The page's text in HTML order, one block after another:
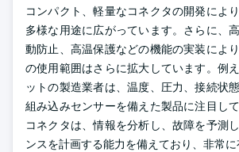
コンパクト、軽量なコネクタの開発によ
多様な用途に広がっています。さらに、
動防止、高温保護などの機能の実装によ
の使用範囲はさらに拡大しています。例
ットの製造業者は、温度、圧力、接続状
組み込みセンサーを備えた製品に注目し
コネクタは、情報を分析し、故障を予測
ンスを計画する能力を備えており、非常に